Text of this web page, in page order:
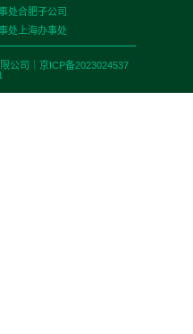
处合肥子公司
处 上海办事处
公司｜ 京ICP备2023024537